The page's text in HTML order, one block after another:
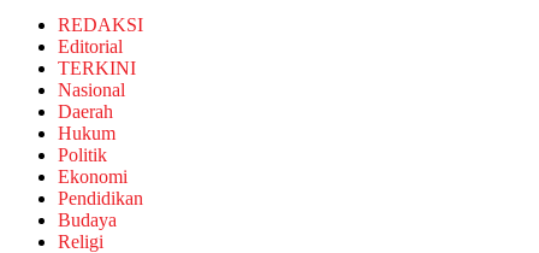
REDAKSI
Editorial
TERKINI
Nasional
Daerah
Hukum
Politik
Ekonomi
Pendidikan
Budaya
Religi